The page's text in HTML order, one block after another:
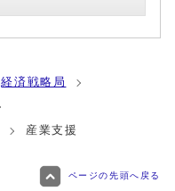
経済戦略局
産業支援
ページの先頭へ戻る